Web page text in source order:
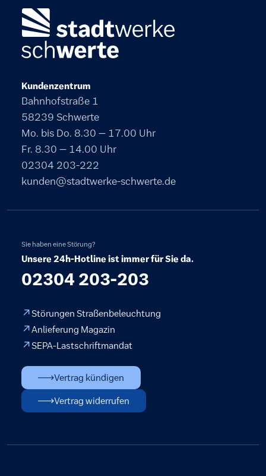
Kundenzentrum
Bahnhofstraße 1
58239 Schwerte
Mo. bis Do. 8.30 – 17.00 Uhr
Fr. 8.30 – 14.00 Uhr
02304 203-222
kunden@stadtwerke-schwerte.de
Sie haben eine Störung?
Unsere 24h-Hotline ist immer für Sie da.
02304 203-203
Störungen Straßenbeleuchtung
Anlieferung Magazin
SEPA-Lastschriftmandat
Vertrag kündigen
Vertrag widerrufen